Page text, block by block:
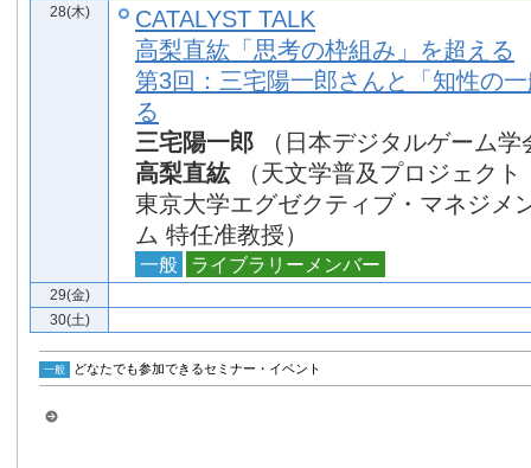
28(木)
CATALYST TALK
高梨直紘「思考の枠組み」を超える
第3回：三宅陽一郎さんと「知性の
る
三宅陽一郎 （日本デジタルゲーム学
高梨直紘（天文学普及プロジェクト
東京大学エグゼクティブ・マネジメ
ム 特任准教授）
一般 ライブラリーメンバー
29(金)
30(土)
一般 どなたでも参加できるセミナー・イベント